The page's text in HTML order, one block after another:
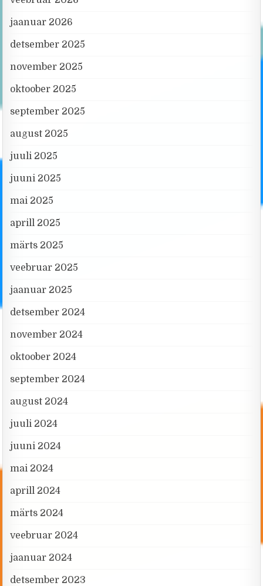
jaanuar 2026
detsember 2025
november 2025
oktoober 2025
september 2025
august 2025
juuli 2025
juuni 2025
mai 2025
aprill 2025
märts 2025
veebruar 2025
jaanuar 2025
detsember 2024
november 2024
oktoober 2024
september 2024
august 2024
juuli 2024
juuni 2024
mai 2024
aprill 2024
märts 2024
veebruar 2024
jaanuar 2024
detsember 2023